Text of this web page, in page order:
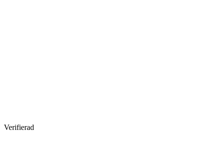
Verifierad